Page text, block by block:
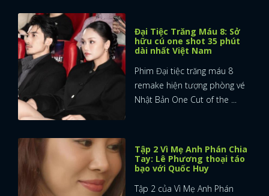
Đại Tiệc Trăng Máu 8: Sở
hữu cú one shot 35 phút
dài nhất Việt Nam
Phim Đại tiệc trăng máu 8
remake hiện tượng phòng vé
Nhật Bản One Cut of the ...
Tập 2 Vì Mẹ Anh Phán Chia
Tay: Lê Phương thoại táo
bạo với Quốc Huy
Tập 2 của Vì Mẹ Anh Phán